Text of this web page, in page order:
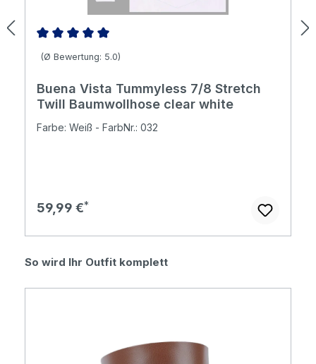
Durchschnittliche Bewertung von 5 von 5 Sternen
(Ø Bewertung: 5.0)
Buena Vista Tummyless 7/8 Stretch
Twill Baumwollhose clear white
Farbe: Weiß - FarbNr.: 032
Regulärer Preis:
59,99 €
Produktgalerie überspringen
So wird Ihr Outfit komplett